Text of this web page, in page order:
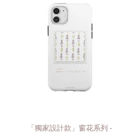
「獨家設計款」窗花系列 -